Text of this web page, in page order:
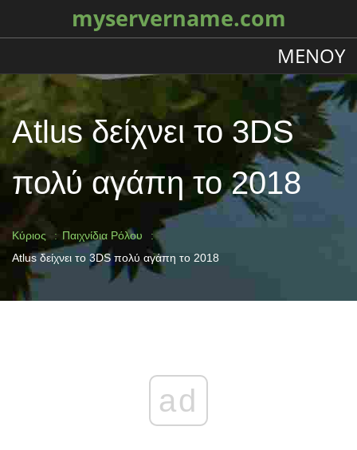
myservername.com
ΜΕΝΟΎ
Atlus δείχνει το 3DS
πολύ αγάπη το 2018
Κύριος
Παιχνίδια Ρόλου
Atlus δείχνει το 3DS πολύ αγάπη το 2018
ad